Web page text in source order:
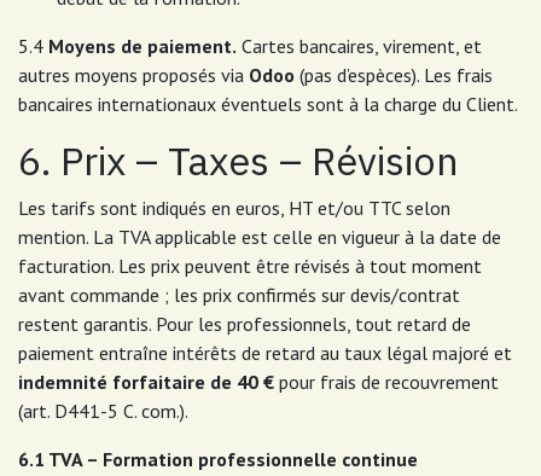
5.4 Moyens de paiement. Cartes bancaires, virement, et
autres moyens proposés via Odoo (pas d’espèces). Les frais
bancaires internationaux éventuels sont à la charge du Client.
6. Prix – Taxes – Révision
Les tarifs sont indiqués en euros, HT et/ou TTC selon
mention. La TVA applicable est celle en vigueur à la date de
facturation. Les prix peuvent être révisés à tout moment
avant commande ; les prix confirmés sur devis/contrat
restent garantis. Pour les professionnels, tout retard de
paiement entraîne intérêts de retard au taux légal majoré et
indemnité forfaitaire de 40 € pour frais de recouvrement
(art. D441-5 C. com.).
6.1 TVA – Formation professionnelle continue